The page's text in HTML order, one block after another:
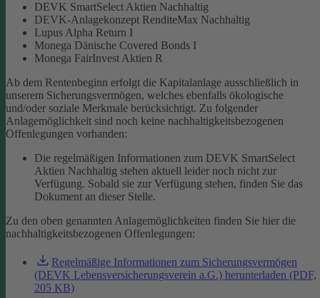
DEVK SmartSelect Aktien Nachhaltig
DEVK-Anlagekonzept RenditeMax Nachhaltig
Lupus Alpha Return I
Monega Dänische Covered Bonds I
Monega FairInvest Aktien R
Ab dem Rentenbeginn erfolgt die Kapitalanlage ausschließlich in
unserem Sicherungsvermögen, welches ebenfalls ökologische
und/oder soziale Merkmale berücksichtigt. Zu folgender
Anlagemöglichkeit sind noch keine nachhaltigkeitsbezogenen
Offenlegungen vorhanden:
Die regelmäßigen Informationen zum DEVK SmartSelect
Aktien Nachhaltig stehen aktuell leider noch nicht zur
Verfügung. Sobald sie zur Verfügung stehen, finden Sie das
Dokument an dieser Stelle.
Zu den oben genannten Anlagemöglichkeiten finden Sie hier die
nachhaltigkeitsbezogenen Offenlegungen:
Regelmäßige Informationen zum Sicherungsvermögen
(DEVK Lebensversicherungsverein a.G.) herunterladen (PDF,
205 KB)